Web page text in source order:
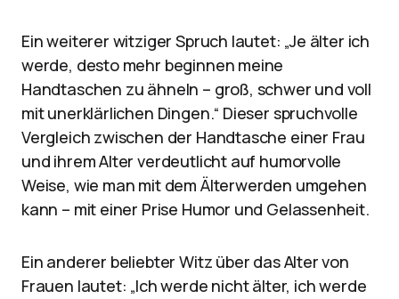
Ein weiterer witziger Spruch lautet: „Je älter ich
werde, desto mehr beginnen meine
Handtaschen zu ähneln – groß, schwer und voll
mit unerklärlichen Dingen.“ Dieser spruchvolle
Vergleich zwischen der Handtasche einer Frau
und ihrem Alter verdeutlicht auf humorvolle
Weise, wie man mit dem Älterwerden umgehen
kann – mit einer Prise Humor und Gelassenheit.
Ein anderer beliebter Witz über das Alter von
Frauen lautet: „Ich werde nicht älter, ich werde